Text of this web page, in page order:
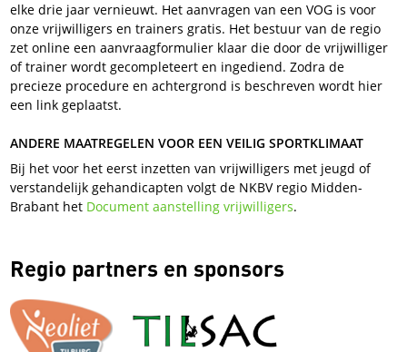
elke drie jaar vernieuwt. Het aanvragen van een VOG is voor
onze vrijwilligers en trainers gratis. Het bestuur van de regio
zet online een aanvraagformulier klaar die door de vrijwilliger
of trainer wordt gecompleteert en ingediend. Zodra de
precieze procedure en achtergrond is beschreven wordt hier
een link geplaatst.
ANDERE MAATREGELEN VOOR EEN VEILIG SPORTKLIMAAT
Bij het voor het eerst inzetten van vrijwilligers met jeugd of
verstandelijk gehandicapten volgt de NKBV regio Midden-
Brabant het Document aanstelling vrijwilligers.
Regio partners en sponsors